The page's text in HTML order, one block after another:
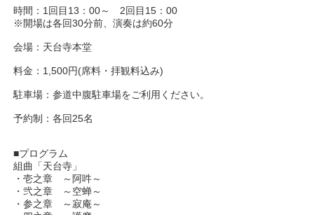
時間：1回目13：00～ 2回目15：00
※開場は各回30分前、演奏は約60分
会場：天台寺本堂
料金：1,500円(席料・拝観料込み)
駐車場：参道中腹駐車場をご利用ください。
予約制：各回25名
■プログラム
組曲「天台寺」
・壱之章 ～阿吽～
・弐之章 ～空蝉～
・参之章 ～寂庵～